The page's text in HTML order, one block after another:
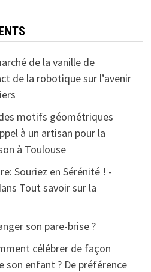
de la vanille de
de la robotique sur l’avenir
motifs géométriques
à un artisan pour la
à Toulouse
Souriez en Sérénité ! -
Tout savoir sur la
son pare-brise ?
célébrer de façon
son enfant ? De préférence